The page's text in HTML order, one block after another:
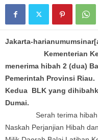
Jakarta-
Kementerian
menerima hibah 2 (dua)
Pemerintah Provinsi Riau.
Kedua BLK yang
Dumai.
Serah terima hibah
Naskah Perjanjian Hibah